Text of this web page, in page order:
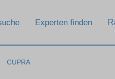
Experten finden
CUPRA